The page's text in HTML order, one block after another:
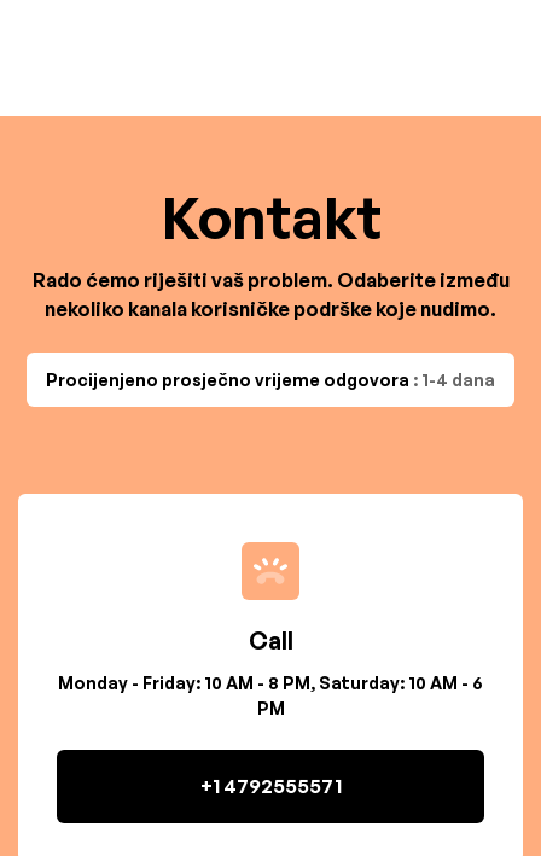
Kontakt
Rado ćemo riješiti vaš problem. Odaberite između
nekoliko kanala korisničke podrške koje nudimo.
Procijenjeno prosječno vrijeme odgovora : 1-4 dana
Call
Monday - Friday: 10 AM - 8 PM, Saturday: 10 AM - 6
PM
+1 4792555571